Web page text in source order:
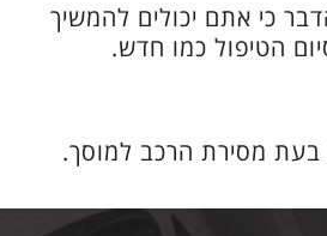
כי אתם יכולים להמשיך
הטיפול כמו חדש.
בעת מסירת הרכב למוסך.